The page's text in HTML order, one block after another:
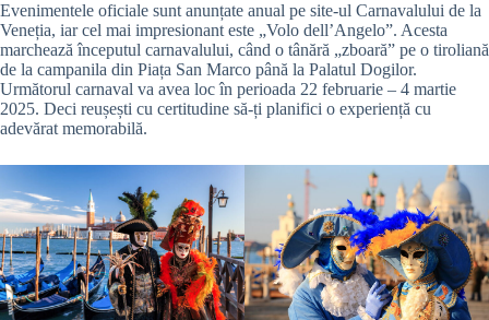
Evenimentele oficiale sunt anunțate anual pe site-ul Carnavalului de la
Veneția, iar cel mai impresionant este „Volo dell’Angelo”. Acesta
marchează începutul carnavalului, când o tânără „zboară” pe o tiroliană
de la campanila din Piața San Marco până la Palatul Dogilor.
Următorul carnaval va avea loc în perioada 22 februarie – 4 martie
2025. Deci reușești cu certitudine să-ți planifici o experiență cu
adevărat memorabilă.